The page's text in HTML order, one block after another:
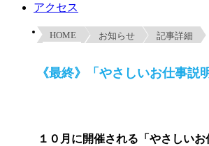
アクセス
HOME お知らせ 記事詳細
《最終》「やさしいお仕事説
１０月に開催される「やさしい